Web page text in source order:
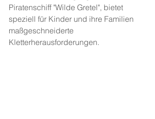
Piratenschiff "Wilde Gretel", bietet
speziell für Kinder und ihre Familien
maßgeschneiderte
Kletterherausforderungen.